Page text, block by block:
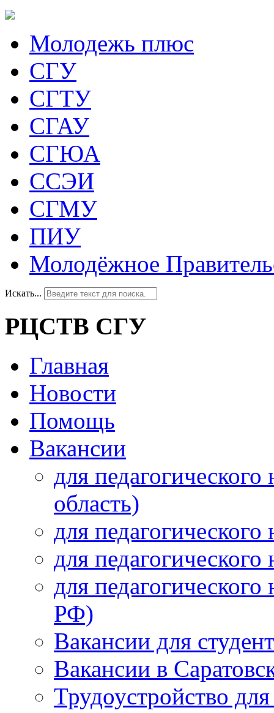
Молодежь плюс
СГУ
СГТУ
СГАУ
СГЮА
ССЭИ
СГМУ
ПИУ
Молодёжное
Искать...
РЦСТВ СГУ
Главная
Новости
Помощь
Вакансии
для
область)
для
для
для
РФ)
Вакансии для
Вакансии в
Трудоустройство